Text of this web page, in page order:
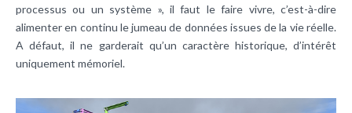
processus ou un système », il faut le faire vivre, c’est-à-dire
alimenter en continu le jumeau de données issues de la vie réelle.
A défaut, il ne garderait qu’un caractère historique, d’intérêt
uniquement mémoriel.